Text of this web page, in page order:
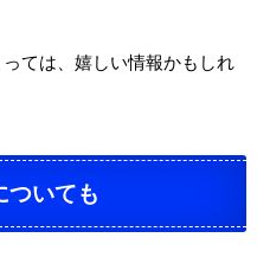
ては、嬉しい情報かもしれ
ついても